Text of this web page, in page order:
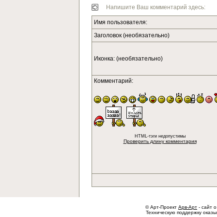
Напишите Ваш комментарий здесь:
Имя пользователя:
Заголовок (необязательно)
Иконка: (необязательно)
Комментарий:
HTML-тэги недопустимы
Проверить длину комментария
© Арт-Проект Арв-Арт - сайт
Техническую поддержку